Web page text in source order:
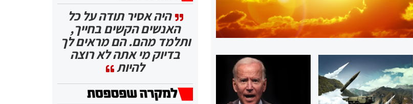
היה אסיר תודה על כל
האנשים הקשים בחייך,
ותלמד מהם. הם מראים לך
בדיוק מי אתה לא רוצה
להיות